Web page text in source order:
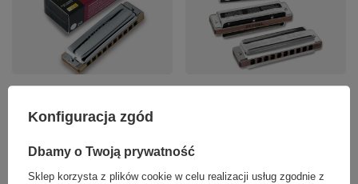
Seydel Blues 1847
Classic D harmonijka
330,63 zł
diatoniczna
339,90 zł
Konfiguracja zgód
Dbamy o Twoją prywatność
Sklep korzysta z plików cookie w celu realizacji usług zgodnie z